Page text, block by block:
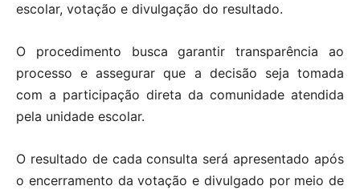
escolar, votação e divulgação do resultado.
O procedimento busca garantir transparência ao
processo e assegurar que a decisão seja tomada
com a participação direta da comunidade atendida
pela unidade escolar.
O resultado de cada consulta será apresentado após
o encerramento da votação e divulgado por meio de